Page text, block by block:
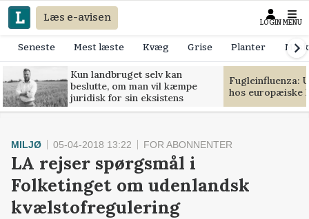
Læs e-avisen LOGIN MENU
Seneste Mest læste Kvæg Grise Planter
Kun landbruget selv kan
beslutte, om man vil kæmpe
juridisk for sin eksistens
Fugleinfluenza:
hos europæiske
MILJØ 05-04-2018 13:22 FOR ABONNENTER
LA rejser spørgsmål i
Folketinget om udenlandsk
kvælstofregulering